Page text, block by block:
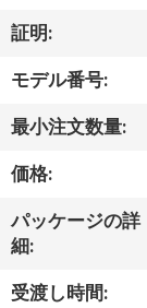
私
達
に
い
て
証明:
モデル番号:
最小注文数量:
価格:
パッケージの詳
細:
受渡し時間: